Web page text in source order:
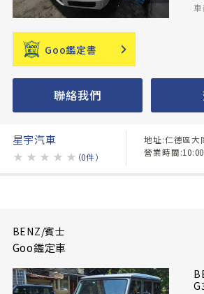
車
Goo鑑定書
聯絡我們
星宇汽車
★ ★ ★ ★ ★ （0件）
地址:仁德區大
營業時間
BENZ/賓士
Goo鑑定車